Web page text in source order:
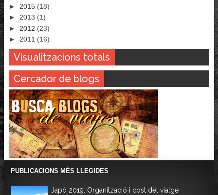
► 2015 (18)
► 2013 (1)
► 2012 (23)
► 2011 (16)
Visualitzacions totals
Cercador de blogs
PUBLICACIONS MÉS LLEGIDES
Japó 2019: Organització i cost del viatge